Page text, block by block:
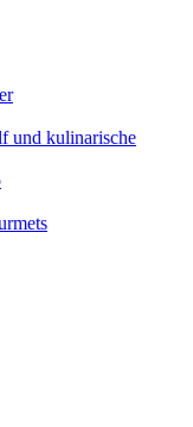
und kulinarische